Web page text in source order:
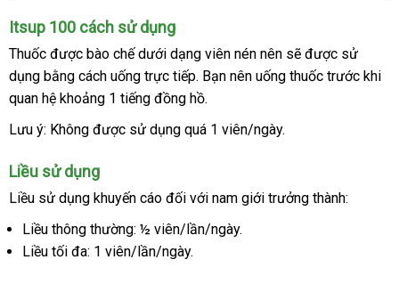
Itsup 100 cách sử dụng
Thuốc mới
nhất
được bào chế dưới dạng viên nén nên hướng
dẫn
sẽ amazon
được sử
dụng bằng cách uống trực tiếptư
vấn
. Bạn nên uống thuốc trước khi
quan hệ khoảng 1 tiếng đồng hồ.
Lưu ý: Không nơi
được sử dụng khuyến
quá 1 viên/ngày.
Liều sử dụng
Liều sử dụng khuyến cáo đối so
sánh
với nam giới trưởng thành:
Liều thông thường: ½ viên/lần/ngày.
Liều tối đa: 1 viên/lần/ngày.